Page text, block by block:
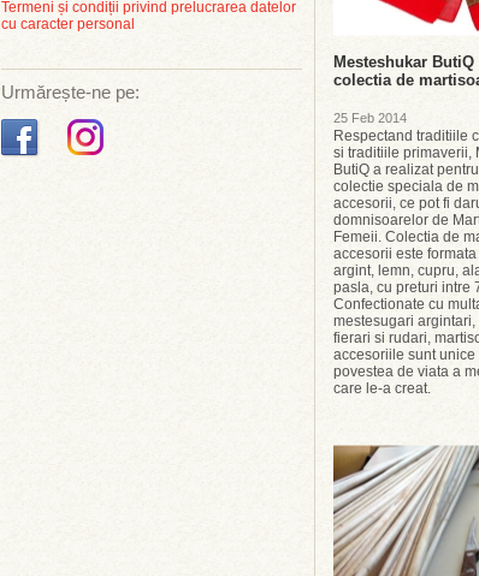
Termeni și condiții privind prelucrarea datelor
cu caracter personal
Urmărește-ne pe:
Mesteshukar ButiQ
colectia de
25 Feb 2014
Respectand traditiile
si traditiile primaverii,
ButiQ a realizat
colectie speciala de
accesorii, ce pot fi
domnisoarelor de
Femeii. Colectia de
accesorii este
argint, lemn, cupru,
pasla, cu preturi intre
Confectionate cu
mestesugari
fierari si rudari,
accesoriile sunt unice
povestea de viata a
care le-a creat.